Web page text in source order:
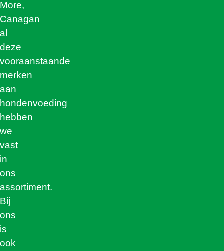
More,
Canagan
al
deze
vooraanstaande
merken
aan
hondenvoeding
hebben
we
vast
in
ons
assortiment.
Bij
ons
is
ook